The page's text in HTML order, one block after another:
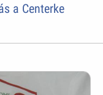
a Centerke